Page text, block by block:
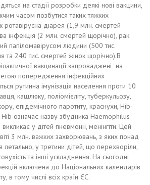
на стадії розробки деякі нові вакцини,
часом позбутися таких тяжких
ротавірусна діарея (1,9 млн. смертей
інфекція (2 млн. смертей щорічно), рак
папіломавірусом людини (500 тис.
та 240 тис. смертей жінок щорічно).В
вакцинації запроваджені на
попередження інфекційних
рутинна імунізація населення проти 10
кашлюку, поліомієліту, туберкульозу,
епідемічного паротиту, краснухи, Hib-
Hib означає назву збудника Haemophilus
у дітей пневмонії, менінгіти. Цей
3 млн. важких захворювань, з яких понад
летально, у третини дітей, що перехворіли,
та інші ускладнення. На сьогодні
включена до Національних календарів
в тому числі всіх країн ЄС.